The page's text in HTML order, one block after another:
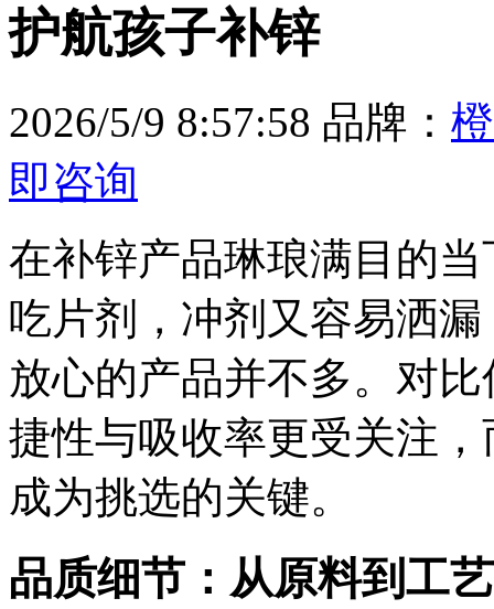
护航孩子补锌
2026/5/9 8:57:58 品牌：
即咨询
在补锌产品琳琅满目的
吃片剂，冲剂又容易洒
放心的产品并不多。对
捷性与吸收率更受关注
成为挑选的关键。
品质细节：从原料到工